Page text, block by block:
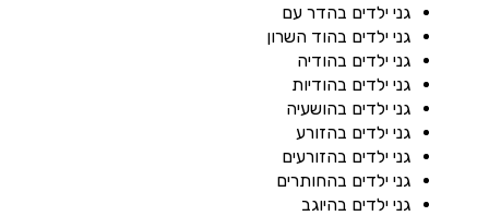
גני ילדים בהדר עם
גני ילדים בהוד השרון
גני ילדים בהודיה
גני ילדים בהודיות
גני ילדים בהושעיה
גני ילדים בהזורע
גני ילדים בהזורעים
גני ילדים בהחותרים
גני ילדים בהיוגב